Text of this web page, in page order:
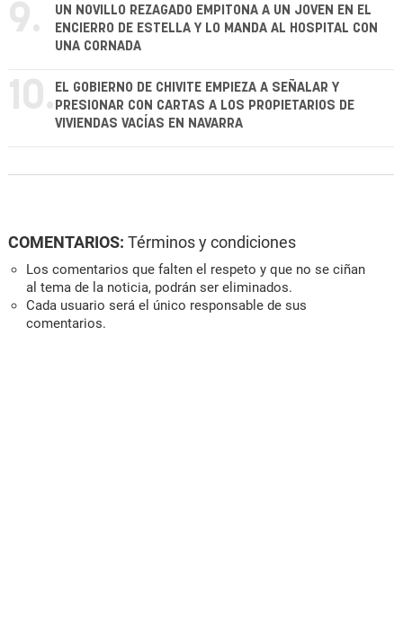
9.
UN NOVILLO REZAGADO EMPITONA A UN JOVEN EN EL
ENCIERRO DE ESTELLA Y LO MANDA AL HOSPITAL CON
UNA CORNADA
10. EL GOBIERNO DE CHIVITE EMPIEZA A SEÑALAR Y
PRESIONAR CON CARTAS A LOS PROPIETARIOS DE
VIVIENDAS VACÍAS EN NAVARRA
COMENTARIOS: Términos y condiciones
Los comentarios que falten el respeto y que no se ciñan
al tema de la noticia, podrán ser eliminados.
Cada usuario será el único responsable de sus
comentarios.